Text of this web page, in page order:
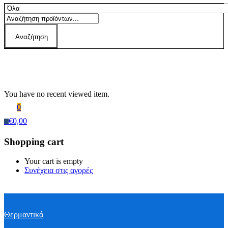
Αναζήτηση
You have no recent viewed item.
0
€0,00
Shopping cart
Your cart is empty
Συνέχεια στις αγορές
Θερμαντικά